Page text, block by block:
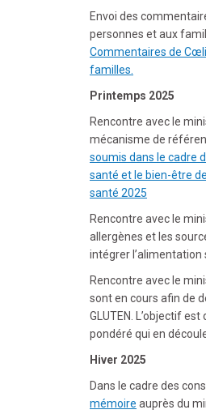
Envoi des
personnes et aux
Commentaires de
familles
Printemps 2025
Rencontre avec le
mécanisme de
soumis dans le cadre
santé et le bien-être
santé 2025
Rencontre avec le
allergènes et les
intégrer l’alimentation
Rencontre avec le
sont en cours afin de
GLUTEN. L’objectif
pondéré qui en
Hiver 2025
Dans le cadre des
mémoire auprès du